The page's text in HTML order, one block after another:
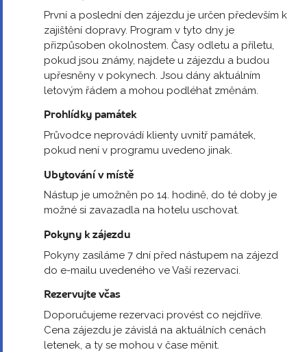
První a poslední den zájezdu je určen především k
zajištění dopravy. Program v tyto dny je
přizpůsoben okolnostem. Časy odletu a příletu,
pokud jsou známy, najdete u zájezdu a budou
upřesněny v pokynech. Jsou dány aktuálním
letovým řádem a mohou podléhat změnám.
Prohlídky památek
Průvodce neprovádí klienty uvnitř památek,
pokud není v programu uvedeno jinak.
Ubytování v místě
Nástup je umožněn po 14. hodině, do té doby je
možné si zavazadla na hotelu uschovat.
Pokyny k zájezdu
Pokyny zasíláme 7 dní před nástupem na zájezd
do e-mailu uvedeného ve Vaší rezervaci.
Rezervujte včas
Doporučujeme rezervaci provést co nejdříve.
Cena zájezdu je závislá na aktuálních cenách
letenek, a ty se mohou v čase měnit.